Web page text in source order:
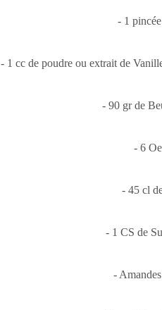
- 1
- 1 cc de poudre ou extrait de
- 90 gr de
- 6
- 45 cl
- 1 CS de
-